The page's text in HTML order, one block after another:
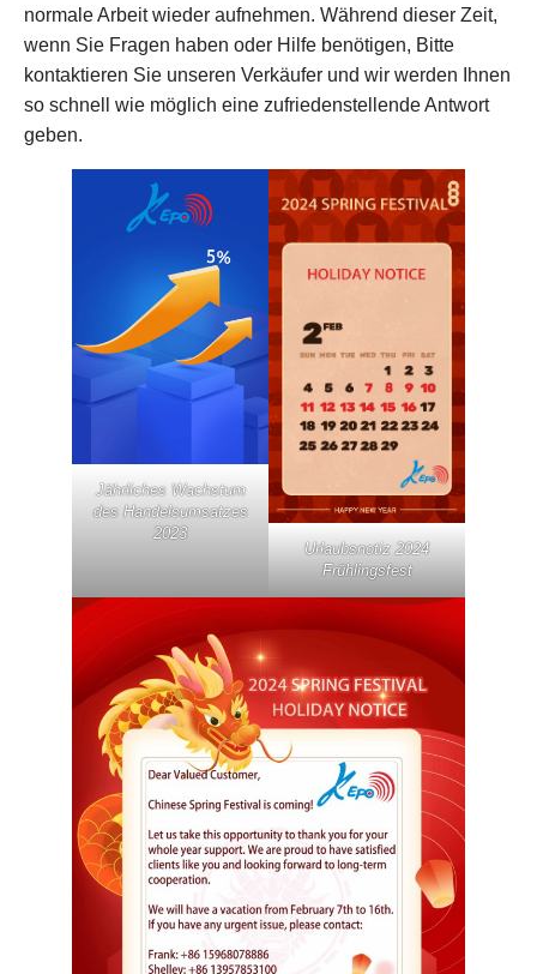
normale Arbeit wieder aufnehmen. Während dieser Zeit,
wenn Sie Fragen haben oder Hilfe benötigen, Bitte
kontaktieren Sie unseren Verkäufer und wir werden Ihnen
so schnell wie möglich eine zufriedenstellende Antwort
geben.
Jährliches Wachstum
des Handelsumsatzes
2023
Urlaubsnotiz 2024
Frühlingsfest